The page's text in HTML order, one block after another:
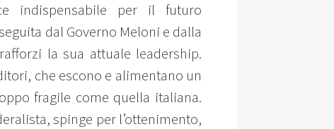
indispensabile per il futuro
dal Governo Meloni e dalla
la sua attuale leadership.
che escono e alimentano un
fragile come quella italiana.
spinge per l’ottenimento,